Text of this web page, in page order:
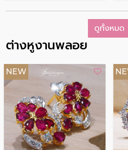
เหนือกาลเวลา
฿ 35,000
รหัส
฿
ต่างหูงานพลอย
NEW